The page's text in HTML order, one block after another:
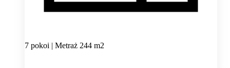
7 pokoi | Metraż 244 m2